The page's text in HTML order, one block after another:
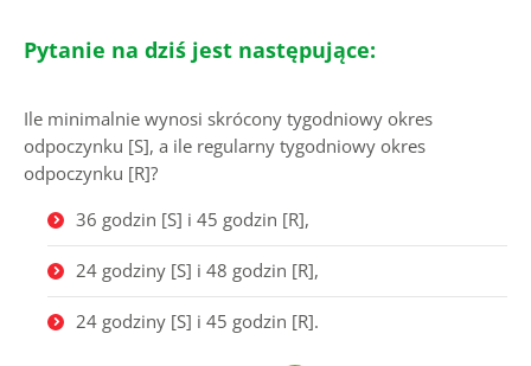
Pytanie na dziś jest następujące:
Ile minimalnie wynosi skrócony tygodniowy okres
odpoczynku [S], a ile regularny tygodniowy okres
odpoczynku [R]?
36 godzin [S] i 45 godzin [R],
24 godziny [S] i 48 godzin [R],
24 godziny [S] i 45 godzin [R].